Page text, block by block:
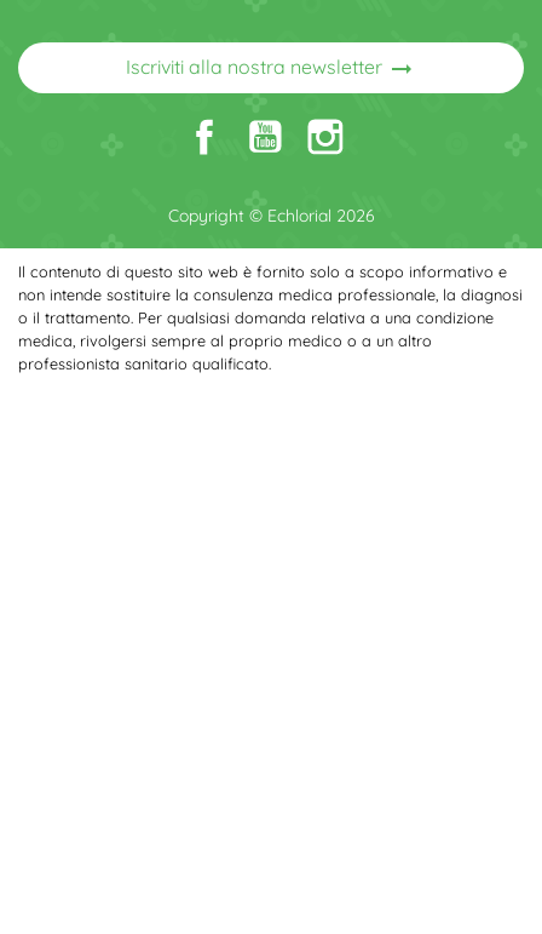
Iscriviti alla nostra newsletter arrow_right_alt
Copyright © Echlorial 2026
Il contenuto di questo sito web è fornito solo a scopo informativo e
non intende sostituire la consulenza medica professionale, la diagnosi
o il trattamento. Per qualsiasi domanda relativa a una condizione
medica, rivolgersi sempre al proprio medico o a un altro
professionista sanitario qualificato.